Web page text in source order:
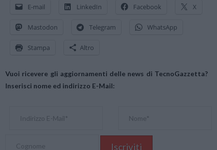
E-mail LinkedIn Facebook X
Mastodon Telegram WhatsApp
Stampa Altro
Vuoi ricevere gli aggiornamenti delle news di TecnoGazzetta?
Inserisci nome ed indirizzo E-Mail: